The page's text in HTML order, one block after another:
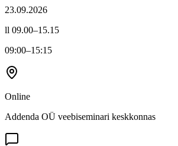
23.09.2026
ll 09.00–15.15
09:00–15:15
Online
Addenda OÜ veebiseminari keskkonnas